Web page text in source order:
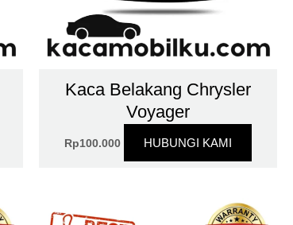
Kaca Belakang Chrysler
Voyager
Rp100.000 HUBUNGI KAMI